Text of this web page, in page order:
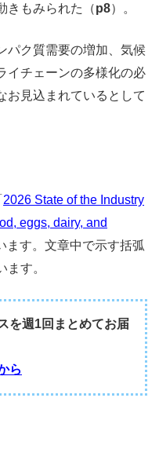
きもみられた（p8）。
パク質需要の増加、気候
イチェーンの多様化の必
お見込まれているとして
2026 State of the Industry
eggs, dairy, and
ます。文章中で示す括弧
す。
を週1回まとめてお届
ら